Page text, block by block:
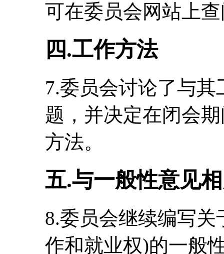
可在委员会网站上
四.工作方法
7.委员会讨论了与
题，并决定在闭会
方法。
五.与一般性意见
8.委员会继续编写
作和就业权)的一般